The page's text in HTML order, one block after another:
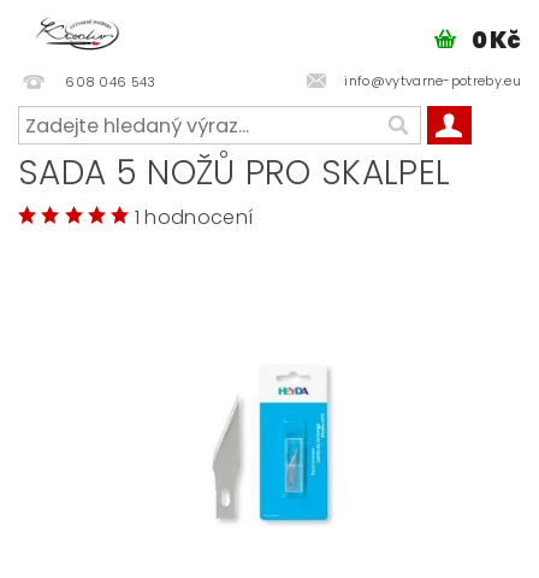
608 046 543 info@vytvarne-potreby.eu
0 Kč
SADA 5 NOŽŮ PRO SKALPEL
1 hodnocení